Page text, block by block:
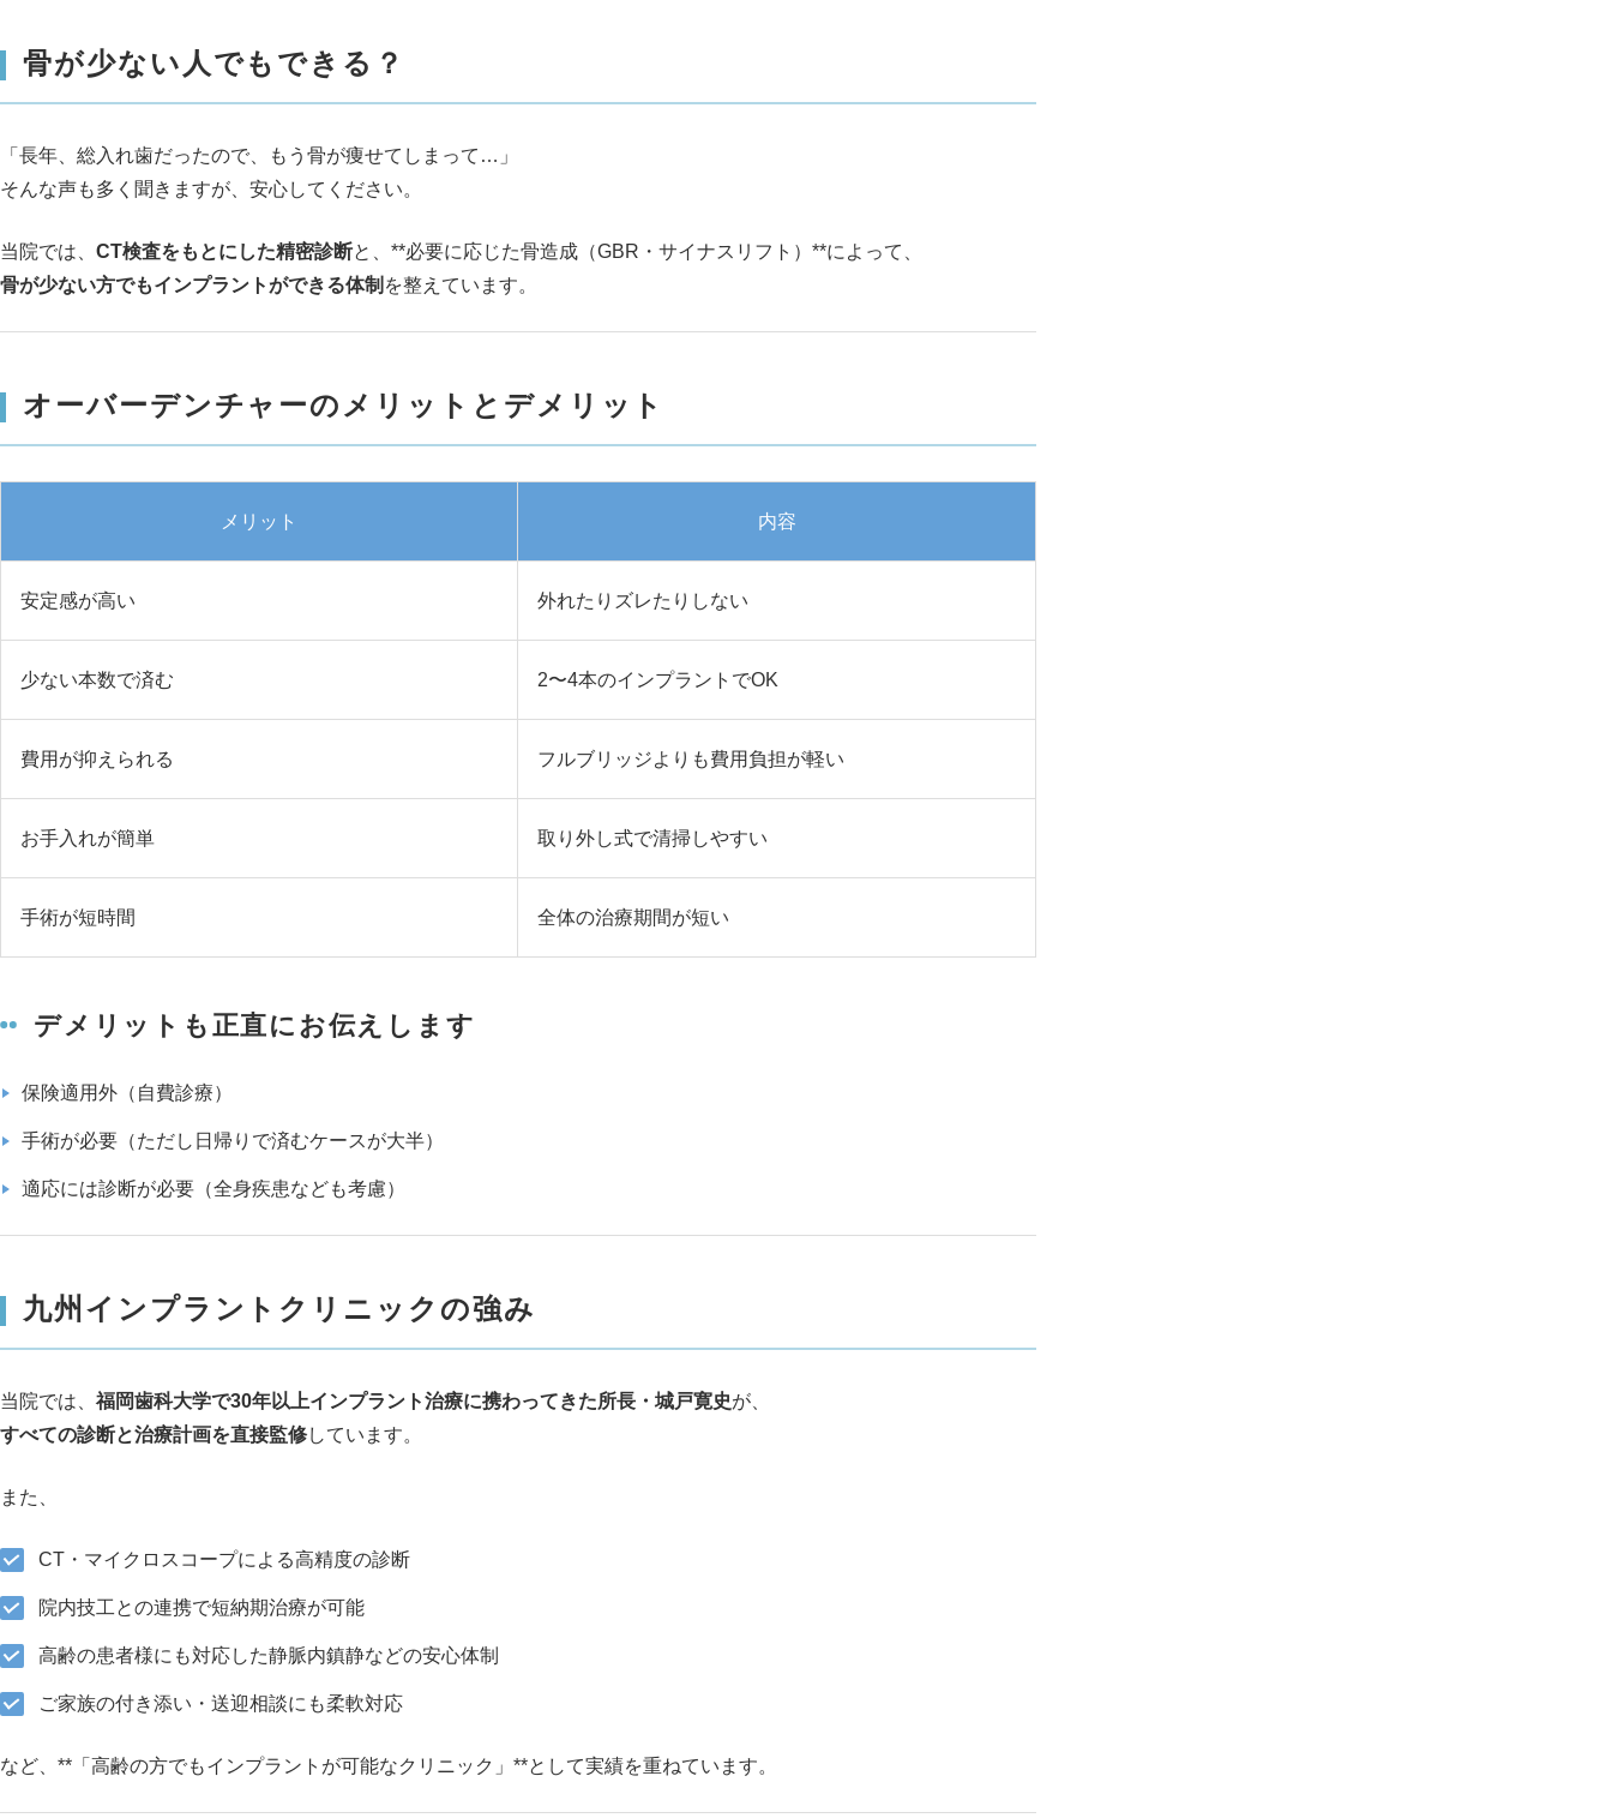
骨が少ない人でもできる？
「長年、総入れ歯だったので、もう骨が痩せてしまって…」
そんな声も多く聞きますが、安心してください。
当院では、 CT検査をもとにした精密診断と、**必要に応じた骨造成（GBR・サイナスリフト）**によって、
骨が少ない方でもインプラントができる体制 を整えています。
オーバーデンチャーのメリットとデメリット
メリット 内容
安定感が高い 外れたりズレたりしない
少ない本数で済む 2〜4本のインプラントでOK
費用が抑えられる フルブリッジよりも費用負担が軽い
お手入れが簡単 取り外し式で清掃しやすい
手術が短時間 全体の治療期間が短い
デメリットも正直にお伝えします
保険適用外（自費診療）
手術が必要（ただし日帰りで済むケースが大半）
適応には診断が必要（全身疾患なども考慮）
九州インプラントクリニックの強み
当院では、 福岡歯科大学で30年以上インプラント治療に携わってきた所長・城戸寛史が、
すべての診断と治療計画を直接監修しています。
また、
CT・マイクロスコープによる高精度の診断
院内技工との連携で短納期治療が可能
高齢の患者様にも対応した静脈内鎮静などの安心体制
ご家族の付き添い・送迎相談にも柔軟対応
など、**「高齢の方でもインプラントが可能なクリニック」**として実績を重ねています。